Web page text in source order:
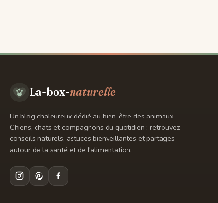
La-box-naturelle
Un blog chaleureux dédié au bien-être des animaux.
Chiens, chats et compagnons du quotidien : retrouvez
conseils naturels, astuces bienveillantes et partages
autour de la santé et de l'alimentation.